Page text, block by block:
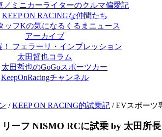
／ミニカーライターのクルマ偏愛記
KEEP ON RACINGな仲間たち
ッフKの気になるくるまニュース
アーカイブ
！ フェラーリ・インプレッション
太田哲也コラム
太田哲也のGoGoスポーツカー
KeepOnRacingチャンネル
/KEEP ON RACING的試乗記 /EVスポーツ
ーフ NISMO RCに試乗 by 太田所長